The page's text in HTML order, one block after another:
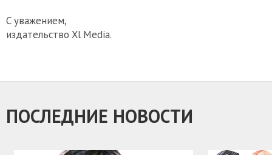
С уважением,
издательство Xl Media.
ПОСЛЕДНИЕ НОВОСТИ